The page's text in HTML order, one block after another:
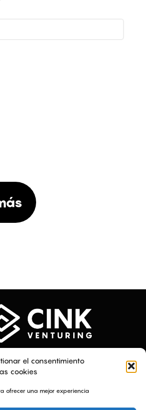
el consentimiento
cookies
ofrecer una mejor experiencia
Plan de Igualdad
Aviso Legal
Política de cookies
Canal ético